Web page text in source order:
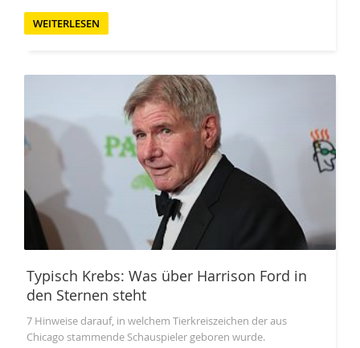
WEITERLESEN
Typisch Krebs: Was über Harrison Ford in
den Sternen steht
7 Hinweise darauf, in welchem Tierkreiszeichen der aus
Chicago stammende Schauspieler geboren wurde.